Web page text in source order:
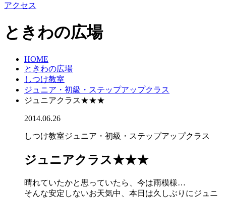
アクセス
ときわの広場
HOME
ときわの広場
しつけ教室
ジュニア・初級・ステップアップクラス
ジュニアクラス★★★
2014.06.26
しつけ教室ジュニア・初級・ステップアップクラス
ジュニアクラス★★★
晴れていたかと思っていたら、今は雨模様…
そんな安定しないお天気中、本日は久しぶりにジュニ